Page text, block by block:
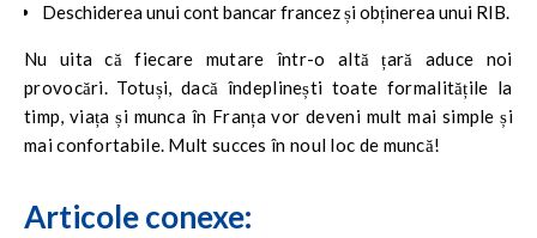
Deschiderea unui cont bancar francez și obținerea unui RIB.
Nu uita că fiecare mutare într-o altă țară aduce noi
provocări. Totuși, dacă îndeplinești toate formalitățile la
timp, viața și munca în Franța vor deveni mult mai simple și
mai confortabile. Mult succes în noul loc de muncă!
Articole conexe: